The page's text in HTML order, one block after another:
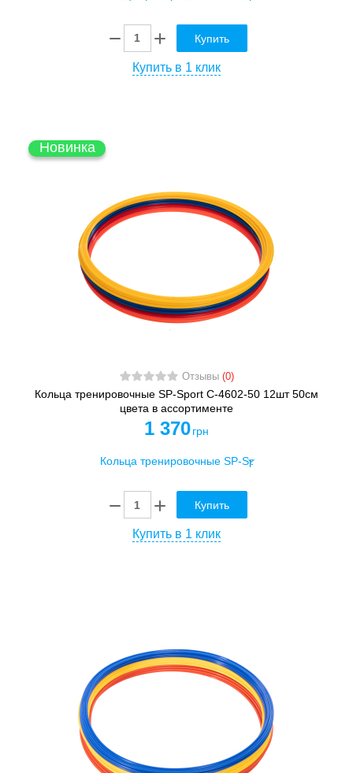
Купить
Купить в 1 клик
Новинка
Отзывы (0)
Кольца тренировочные SP-Sport C-4602-50 12шт 50см
цвета в ассортименте
1 370 грн
Купить
Купить в 1 клик